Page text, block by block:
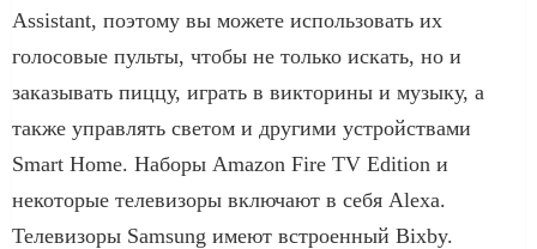
Assistant, поэтому вы можете использовать их
голосовые пульты, чтобы не только искать, но и
заказывать пиццу, играть в викторины и музыку, а
также управлять светом и другими устройствами
Smart Home. Наборы Amazon Fire TV Edition и
некоторые телевизоры включают в себя Alexa.
Телевизоры Samsung имеют встроенный Bixby.